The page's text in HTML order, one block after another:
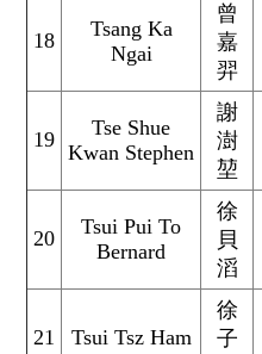
18
Tsang Ka
Ngai
曾
嘉
羿
19
Tse Shue
Kwan Stephen
謝
澍
堃
20
Tsui Pui To
Bernard
徐
貝
滔
21 Tsui Tsz Ham
徐
子